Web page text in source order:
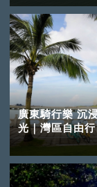
廣東騎行樂 沉
光｜灣區自由